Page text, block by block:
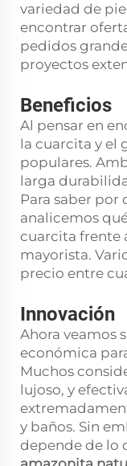
variedad de
encontrar
pedidos
proyectos
Beneficios
Al pensar en
la cuarcita y el
populares.
larga
Para saber por
analicemos
cuarcita frente
mayorista.
precio entre
Innovación
Ahora veamos
económica
Muchos
lujoso, y
y baños. Sin
depende de lo